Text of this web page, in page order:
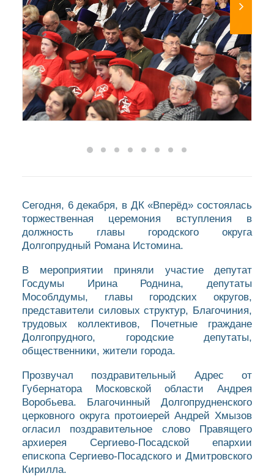
Сегодня, 6 декабря, в ДК «Вперёд» состоялась
торжественная церемония вступления в
должность главы городского округа
Долгопрудный Романа Истомина.
В мероприятии приняли участие депутат
Госдумы Ирина Роднина, депутаты
Мособлдумы, главы городских округов,
представители силовых структур, Благочиния,
трудовых коллективов, Почетные граждане
Долгопрудного, городские депутаты,
общественники, жители города.
Прозвучал поздравительный Адрес от
Губернатора Московской области Андрея
Воробьева. Благочинный Долгопрудненского
церковного округа протоиерей Андрей Хмызов
огласил поздравительное слово Правящего
архиерея Сергиево-Посадской епархии
епископа Сергиево-Посадского и Дмитровского
Кирилла.